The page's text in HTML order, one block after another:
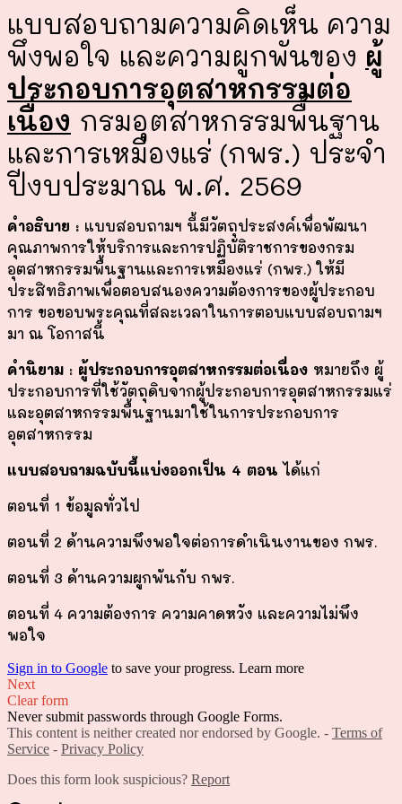
แบบสอบถามความคิดเห็น ความ
พึงพอใจ และความผูกพันของ ผู้
ประกอบการอุตสาหกรรมต่อ
เนื่อง กรมอุตสาหกรรมพื้นฐาน
และการเหมืองแร่ (กพร.) ประจำ
ปีงบประมาณ พ.ศ. 2569
คำอธิบาย : แบบสอบถามฯ นี้มีวัตถุประสงค์เพื่อพัฒนา
คุณภาพการให้บริการและการปฏิบัติราชการของกรม
อุตสาหกรรมพื้นฐานและการเหมืองแร่ (กพร.) ให้มี
ประสิทธิภาพเพื่อตอบสนองความต้องการของผู้ประกอบ
การ ขอขอบพระคุณที่สละเวลาในการตอบแบบสอบถามฯ
มา ณ โอกาสนี้
คำนิยาม : ผู้ประกอบการอุตสาหกรรมต่อเนื่อง หมายถึง ผู้
ประกอบการที่ใช้วัตถุดิบจากผู้ประกอบการอุตสาหกรรมแร่
และอุตสาหกรรมพื้นฐานมาใช้ในการประกอบการ
อุตสาหกรรม
แบบสอบถามฉบับนี้แบ่งออกเป็น 4 ตอนได้แก่
ตอนที่ 1 ข้อมูลทั่วไป
ตอนที่ 2 ด้านความพึงพอใจต่อการดำเนินงานของ กพร.
ตอนที่ 3 ด้านความผูกพันกับ กพร.
ตอนที่ 4 ความต้องการ ความคาดหวัง และความไม่พึง
พอใจ
Sign in to Google to save your progress. Learn more
Next
Clear form
Never submit passwords through Google Forms.
This content is neither created nor endorsed by Google. - Terms of
Service - Privacy Policy
Does this form look suspicious? Report